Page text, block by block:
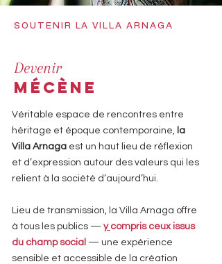
SOUTENIR LA VILLA ARNAGA
Devenir
MÉCÈNE
Véritable espace de rencontres entre
héritage et époque contemporaine, la
Villa Arnaga est un haut lieu de réflexion
et d’expression autour des valeurs qui les
relient à la société d’aujourd’hui.
Lieu de transmission, la Villa Arnaga offre
à tous les publics — y compris ceux issus
du champ social — une expérience
sensible et accessible de la création